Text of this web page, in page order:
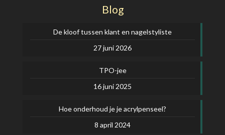
Blog
De kloof tussen klant en nagelstyliste
27 juni 2026
TPO-jee
16 juni 2025
Hoe onderhoud je je acrylpenseel?
8 april 2024